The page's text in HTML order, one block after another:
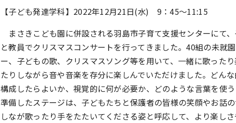
【子ども発達学科】2022年12月21日(水) 9：45～11:15
まさきこども園に併設される羽島市子育て支援センターにて
と教員でクリスマスコンサートを行ってきました。40組の未就
ー、子どもの歌、クリスマスソング等を用いて、一緒に歌った
たりしながら音や音楽を存分に楽しんでいただけました。どん
構成したらよいか、視覚的に何が必要か、どのような言葉を使
準備したステージは、子どもたちと保護者の皆様の笑顔やお話
しなが歌ったり手をたたいてくださる姿と呼応して、より楽し